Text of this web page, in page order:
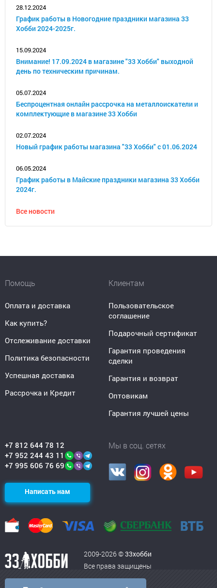
28.12.2024
График работы в Новогодние праздники магазина 33
Хобби 2024-2025г.
15.09.2024
Внимание! 17.09.2024 в магазине "33 Хобби" выходной
день по техническим причинам.
05.07.2024
Беспроцентная онлайн рассрочка на металлоискатели и
комплектующие в магазине 33 Хобби
02.07.2024
Новый график работы магазина "33 Хобби" с 01.06.2024
06.05.2024
График работы в Майские праздники магазина 33 Хобби
2024г.
Все новости
Помощь
Оплата и доставка
Как купить?
Отслеживание доставки
Политика безопасности
Успешная доставка
Рассрочка и Кредит
Клиентам
Пользовательское
соглашение
Подарочный сертификат
Гарантия проведения
сделки
Гарантия и возврат
Оптовикам
Гарантия лучшей цены
+7 812 644 78 12
+7 952 244 43 11
+7 995 606 76 69
Написать нам
Мы в соц. сетях
2009-2026 ©33хобби
Все права защищены